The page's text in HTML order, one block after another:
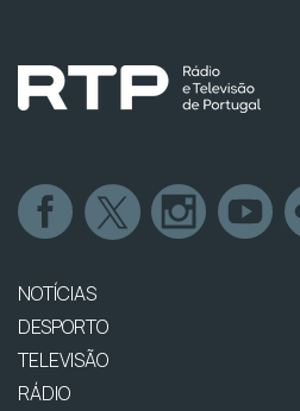
NOTÍCIAS
DESPORTO
TELEVISÃO
RÁDIO